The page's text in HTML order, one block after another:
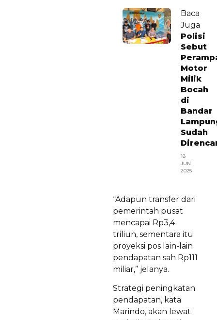
Baca
Juga
Polisi
Sebut
Motor
Milik
Bocah
di
Bandar
Sudah
18
JUN
2025
“Adapun transfer dari
pemerintah pusat
mencapai Rp3,4
triliun, sementara itu
proyeksi pos lain-lain
pendapatan sah Rp111
miliar,” jelanya.
Strategi peningkatan
pendapatan, kata
Marindo, akan lewat